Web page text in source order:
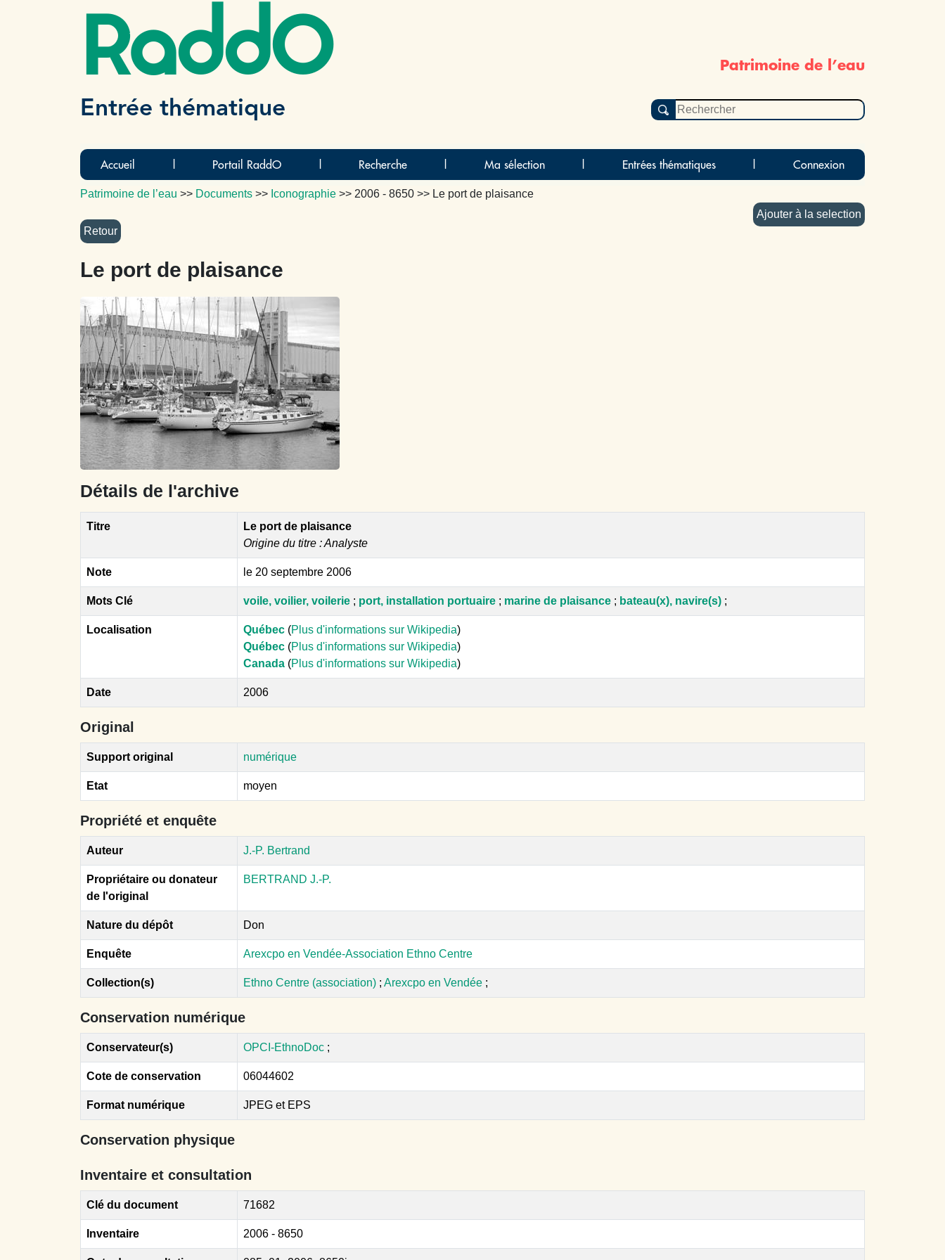
RaddO Patrimoine de l’eau
Entrée thématique
Accueil Portail RaddO Recherche Ma sélection Entrées thématiques Connexion
Patrimoine de l’eau >> Documents >> Iconographie >> 2006 - 8650 >> Le port de plaisance
Ajouter à la selection
Le port de plaisance
Détails de l'archive
Titre
Le port de plaisance
Origine du titre : Analyste
Note le 20 septembre 2006
Mots Clé voile, voilier, voilerie ; port, installation portuaire ; marine de plaisance ; bateau(x), navire(s) ;
Localisation Québec (Plus d'informations sur Wikipedia)
Québec (Plus d'informations sur Wikipedia)
Canada (Plus d'informations sur Wikipedia)
Date 2006
Original
Support original numérique
Etat moyen
Propriété et enquête
Auteur J.-P. Bertrand
Propriétaire ou donateur
de l'original
BERTRAND J.-P.
Nature du dépôt Don
Enquête Arexcpo en Vendée-Association Ethno Centre
Collection(s) Ethno Centre (association) ; Arexcpo en Vendée ;
Conservation numérique
Conservateur(s) OPCI-EthnoDoc ;
Cote de conservation 06044602
Format numérique JPEG et EPS
Conservation physique
Inventaire et consultation
Clé du document 71682
Inventaire 2006 - 8650